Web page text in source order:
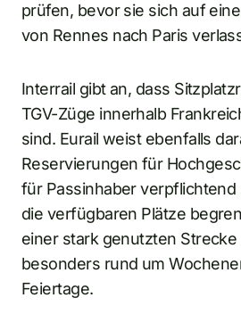
prüfen, bevor sie sich auf
von Rennes nach Paris
Interrail gibt an, dass
TGV-Züge innerhalb
sind. Eurail weist ebenfalls
Reservierungen für
für Passinhaber verpflichtend
die verfügbaren Plätze
einer stark genutzten Strecke
besonders rund um
Feiertage.